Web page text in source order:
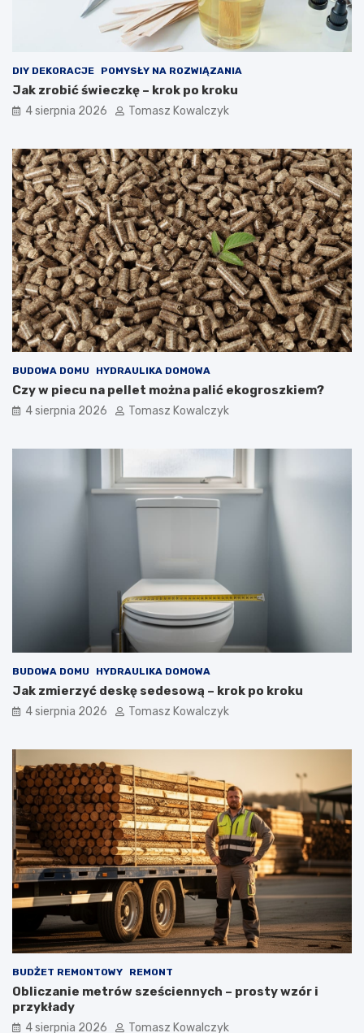
DIY DEKORACJE POMYSŁY NA ROZWIĄZANIA
Jak zrobić świeczkę – krok po kroku
4 sierpnia 2026 Tomasz Kowalczyk
BUDOWA DOMU HYDRAULIKA DOMOWA
Czy w piecu na pellet można palić ekogroszkiem?
4 sierpnia 2026 Tomasz Kowalczyk
BUDOWA DOMU HYDRAULIKA DOMOWA
Jak zmierzyć deskę sedesową – krok po kroku
4 sierpnia 2026 Tomasz Kowalczyk
BUDŻET REMONTOWY REMONT
Obliczanie metrów sześciennych – prosty wzór i
przykłady
4 sierpnia 2026 Tomasz Kowalczyk